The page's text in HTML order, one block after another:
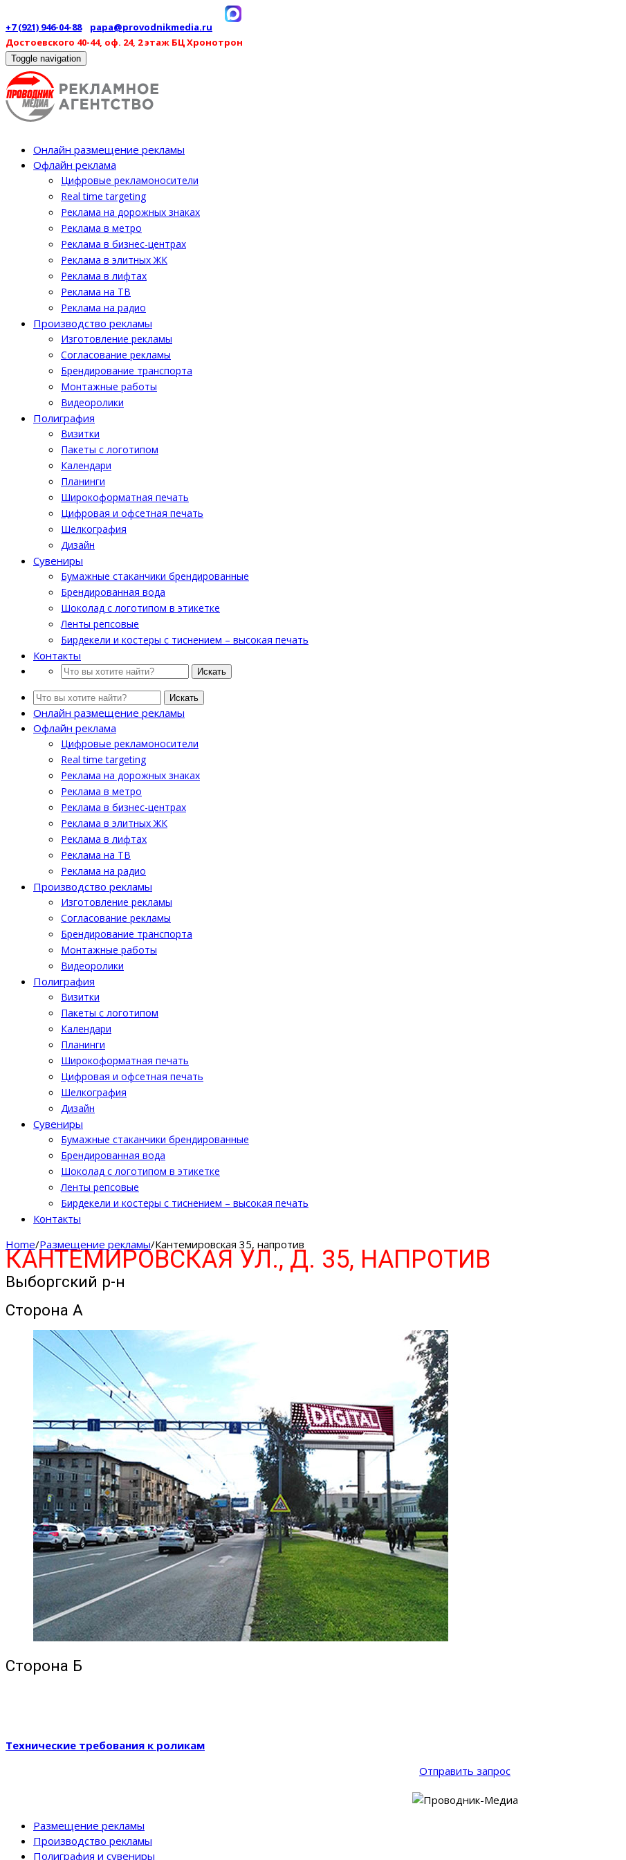
+7 (921) 946-04-88
papa@provodnikmedia.ru
Достоевского 40-44, оф. 24, 2 этаж БЦ Хронотрон
Toggle navigation
Онлайн размещение рекламы
Офлайн реклама
Цифровые рекламоносители
Real time targeting
Реклама на дорожных знаках
Реклама в метро
Реклама в бизнес-центрах
Реклама в элитных ЖК
Реклама в лифтах
Реклама на ТВ
Реклама на радио
Производство рекламы
Изготовление рекламы
Cогласование рекламы
Брендирование транспорта
Монтажные работы
Видеоролики
Полиграфия
Визитки
Пакеты с логотипом
Календари
Планинги
Широкоформатная печать
Цифровая и офсетная печать
Шелкография
Дизайн
Cувениры
Бумажные стаканчики брендированные
Брендированная вода
Шоколад с логотипом в этикетке
Ленты репсовые
Бирдекели и костеры с тиснением – высокая печать
Контакты
Искать
Искать
Онлайн размещение рекламы
Офлайн реклама
Цифровые рекламоносители
Real time targeting
Реклама на дорожных знаках
Реклама в метро
Реклама в бизнес-центрах
Реклама в элитных ЖК
Реклама в лифтах
Реклама на ТВ
Реклама на радио
Производство рекламы
Изготовление рекламы
Cогласование рекламы
Брендирование транспорта
Монтажные работы
Видеоролики
Полиграфия
Визитки
Пакеты с логотипом
Календари
Планинги
Широкоформатная печать
Цифровая и офсетная печать
Шелкография
Дизайн
Cувениры
Бумажные стаканчики брендированные
Брендированная вода
Шоколад с логотипом в этикетке
Ленты репсовые
Бирдекели и костеры с тиснением – высокая печать
Контакты
Home/Размещение рекламы/Кантемировская 35, напротив
КАНТЕМИРОВСКАЯ УЛ., Д. 35, НАПРОТИВ
Выборгский р-н
Сторона А
Сторона Б
Технические требования к роликам
Отправить запрос
Размещение рекламы
Производство рекламы
Полиграфия и сувениры